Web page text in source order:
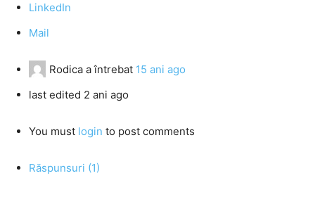
LinkedIn
Mail
Rodica a întrebat 15 ani ago
last edited 2 ani ago
You must login to post comments
Răspunsuri (1)